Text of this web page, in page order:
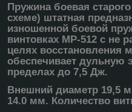
Пружина боевая
схеме) штатная
изношенной боевой
винтовках МР-512 с не
целях восстановления
обеспечивает дульную
пределах до 7,5 Дж.
Внешний диаметр 19,5
14.0 мм. Количество